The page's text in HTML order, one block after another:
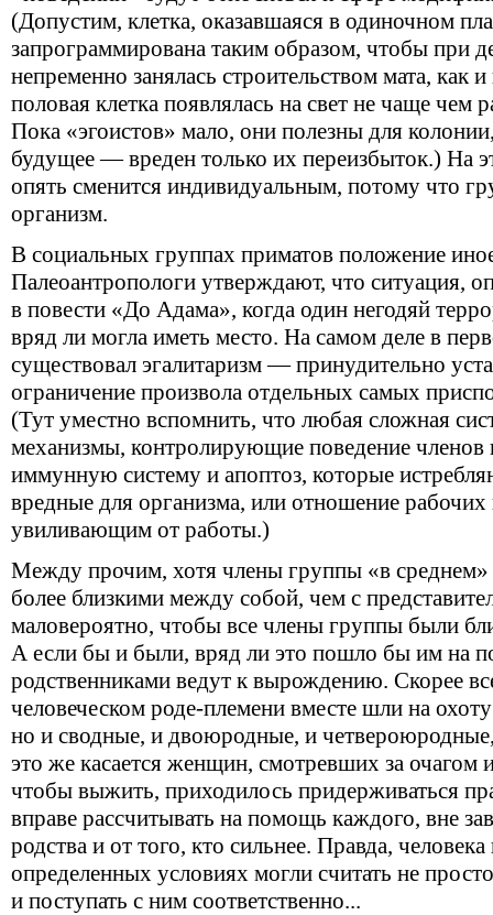
(Допустим, клетка, оказавшаяся в одиночном
запрограммирована таким образом, чтобы при
непременно занялась строительством мата, как
половая клетка появлялась на свет не чаще чем
Пока «эгоистов» мало, они полезны для
будущее — вреден только их переизбыток.) На
опять сменится индивидуальным, потому что
организм.
В социальных группах приматов положение
Палеоантропологи утверждают, что ситуация,
в повести «До Адама», когда один негодяй
вряд ли могла иметь место. На самом деле в
существовал эгалитаризм — принудительно
ограничение произвола отдельных самых
(Тут уместно вспомнить, что любая сложная
механизмы, контролирующие поведение
иммунную систему и апоптоз, которые
вредные для организма, или отношение рабочих
увиливающим от работы.)
Между прочим, хотя члены группы «в среднем»
более близкими между собой, чем с
маловероятно, чтобы все члены группы были
А если бы и были, вряд ли это пошло бы им на
родственниками ведут к вырождению. Скорее
человеческом роде-племени вместе шли на
но и сводные, и двоюродные, и
это же касается женщин, смотревших за очагом
чтобы выжить, приходилось придерживаться
вправе рассчитывать на помощь каждого, вне
родства и от того, кто сильнее. Правда,
определенных условиях могли считать не
и поступать с ним соответственно...